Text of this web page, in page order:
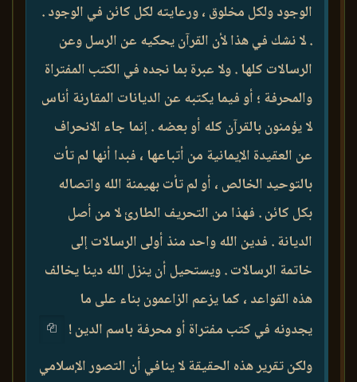
الوجود ولكل مخلوق ، ورعايته لكل كائن في الوجود .
. لا نشك في هذا لأن القرآن يحكيه عن الرسل وعن
الرسالات كلها . ولا عبرة بما نجده في الكتب المفتراة
والمحرفة ؛ أو فيما يكتبه عن الديانات المقارنة أناس
لا يؤمنون بالقرآن كله أو بعضه . إنما جاء الانحراف
عن العقيدة الإيمانية من أتباعها ، فبدا أنها لم تأت
بالتوحيد الخالص ، أو لم تأت بهيمنة الله واتصاله
بكل كائن . فهذا من التحريف الطارئ لا من أصل
الديانة . فدين الله واحد منذ أولى الرسالات إلى
خاتمة الرسالات . ويستحيل أن ينزل الله دينا يخالف
هذه القواعد ، كما يزعم الزاعمون بناء على ما
يجدونه في كتب مفتراة أو محرفة باسم الدين !
ولكن تقرير هذه الحقيقة لا ينافي أن التصور الإسلامي